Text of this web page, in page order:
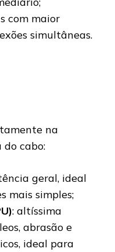
com maior
simultâneas.
na
cabo:
geral, ideal
mais simples;
: altíssima
abrasão e
ideal para